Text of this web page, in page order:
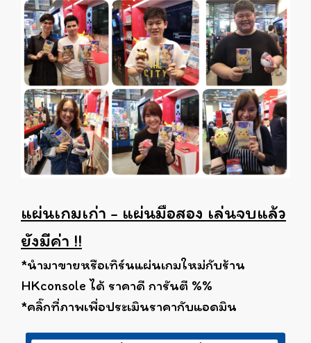
แผ่นเกมเก่า - แผ่นมือสอง เล่นจบแล้ว
ยังมีค่า !!
*นำมาขายหรือเทิร์นแผ่นเกมใหม่กับร้าน
HKconsole ได้ ราคาดี การันตี %%
*คลิ๊กที่ภาพเพื่อประเมินราคากับแอดมิน